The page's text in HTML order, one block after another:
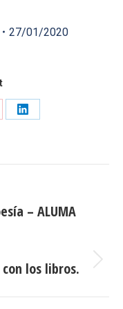
27/01/2020
Share
– ALUMA
los libros.